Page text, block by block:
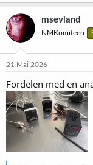
a
k
s
j
o
e
:
msevland
NMKomiteen
21 Mai 2026
Fordelen med en